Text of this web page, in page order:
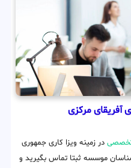
آفریقای مرکزی
در زمینه ویزا کاری جمهوری
موسسه ثبتا تماس بگیرید و